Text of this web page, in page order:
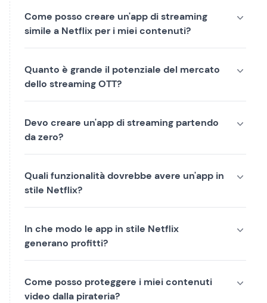
Come posso creare un'app di streaming
simile a Netflix per i miei contenuti?
Quanto è grande il potenziale del mercato
dello streaming OTT?
Devo creare un'app di streaming partendo
da zero?
Quali funzionalità dovrebbe avere un'app in
stile Netflix?
In che modo le app in stile Netflix
generano profitti?
Come posso proteggere i miei contenuti
video dalla pirateria?